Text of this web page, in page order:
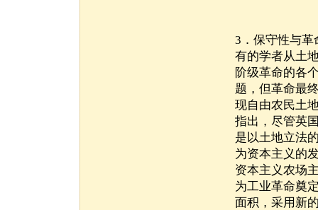
3．保守性与革
有的学者从土
阶级革命的各
题，但革命最
现自由农民土
指出，尽管英
是以土地立法
为资本主义的
资本主义农场
为工业革命奠
面积，采用新